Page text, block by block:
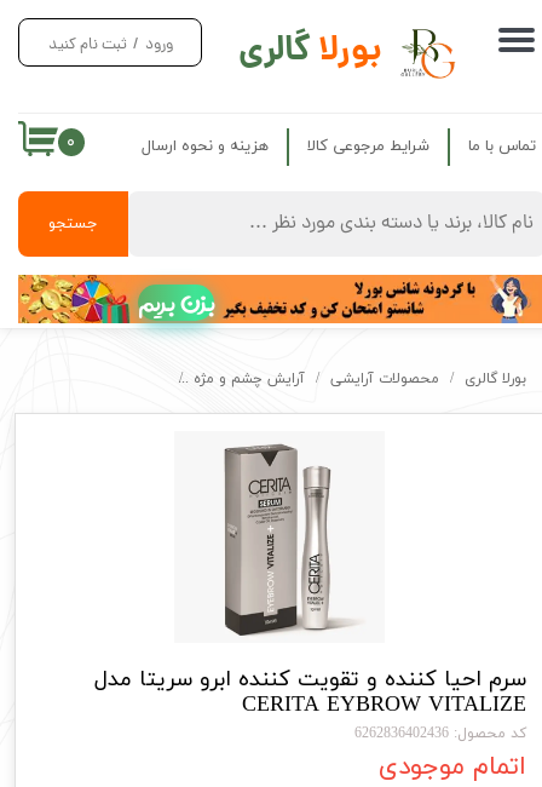
بورلاگالری
جستجو
ورود / ثبت نام کنید
حساب کاربری من
سفارشات
خروج از حساب کاربری
۰ تماس با ما شرایط مرجوعی کالا هزینه و نحوه ارسال
بزن بریم
بورلا گالری محصولات آرایشی آرایش چشم و مژه
سرم احیا کننده و تقویت کننده ابرو سریتا مدل
CERITA EYBROW VITALIZE
کد محصول: 6262836402436
اتمام موجودی